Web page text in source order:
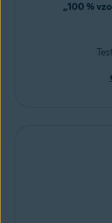
„100 %